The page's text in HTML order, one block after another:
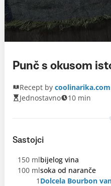
Punč s okusom
Recept by coolinarika.com
Jednostavno
10 min
Sastojci
150 mlbijelog vina
100 mlsoka od naranče
1 Dolcela Bourbon